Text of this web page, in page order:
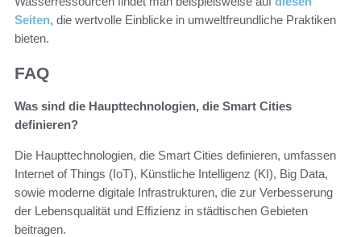
Seiten, die wertvolle Einblicke in umweltfreundliche Praktiken
bieten.
FAQ
Was sind die Haupttechnologien, die Smart Cities
definieren?
Die Haupttechnologien, die Smart Cities definieren, umfassen
Internet of Things (IoT), Künstliche Intelligenz (KI), Big Data,
sowie moderne digitale Infrastrukturen, die zur Verbesserung
der Lebensqualität und Effizienz in städtischen Gebieten
beitragen.